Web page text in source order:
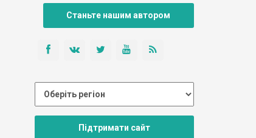
Станьте нашим автором
Підтримати сайт